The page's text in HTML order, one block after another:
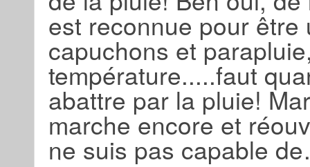
est reconnue pour
capuchons et
température.....faut
abattre par la pluie!
marche encore et
ne suis pas capable